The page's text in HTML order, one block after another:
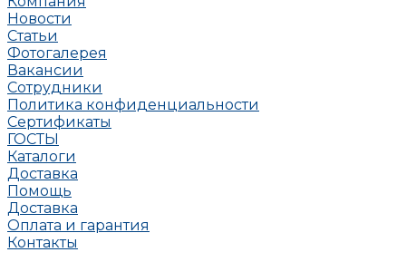
Новости
Статьи
Фотогалерея
Вакансии
Сотрудники
Политика конфиденциальности
Сертификаты
ГОСТЫ
Каталоги
Доставка
Помощь
Доставка
Оплата и гарантия
Контакты